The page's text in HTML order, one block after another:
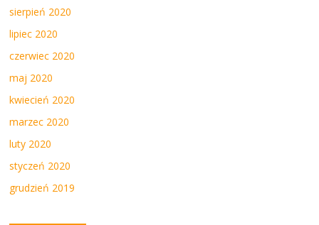
sierpień 2020
lipiec 2020
czerwiec 2020
maj 2020
kwiecień 2020
marzec 2020
luty 2020
styczeń 2020
grudzień 2019